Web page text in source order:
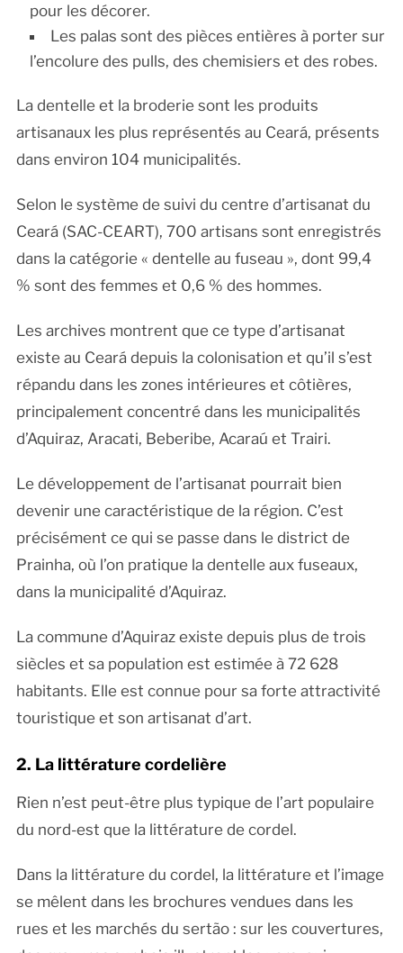
pour les décorer.
Les palas sont des pièces entières à porter sur
l’encolure des pulls, des chemisiers et des robes.
La dentelle et la broderie sont les produits
artisanaux les plus représentés au Ceará, présents
dans environ 104 municipalités.
Selon le système de suivi du centre d’artisanat du
Ceará (SAC-CEART), 700 artisans sont enregistrés
dans la catégorie « dentelle au fuseau », dont 99,4
% sont des femmes et 0,6 % des hommes.
Les archives montrent que ce type d’artisanat
existe au Ceará depuis la colonisation et qu’il s’est
répandu dans les zones intérieures et côtières,
principalement concentré dans les municipalités
d’Aquiraz, Aracati, Beberibe, Acaraú et Trairi.
Le développement de l’artisanat pourrait bien
devenir une caractéristique de la région. C’est
précisément ce qui se passe dans le district de
Prainha, où l’on pratique la dentelle aux fuseaux,
dans la municipalité d’Aquiraz.
La commune d’Aquiraz existe depuis plus de trois
siècles et sa population est estimée à 72 628
habitants. Elle est connue pour sa forte attractivité
touristique et son artisanat d’art.
2. La littérature cordelière
Rien n’est peut-être plus typique de l’art populaire
du nord-est que la littérature de cordel.
Dans la littérature du cordel, la littérature et l’image
se mêlent dans les brochures vendues dans les
rues et les marchés du sertão : sur les couvertures,